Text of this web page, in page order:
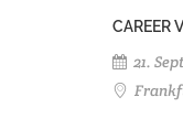
CAREER
21.